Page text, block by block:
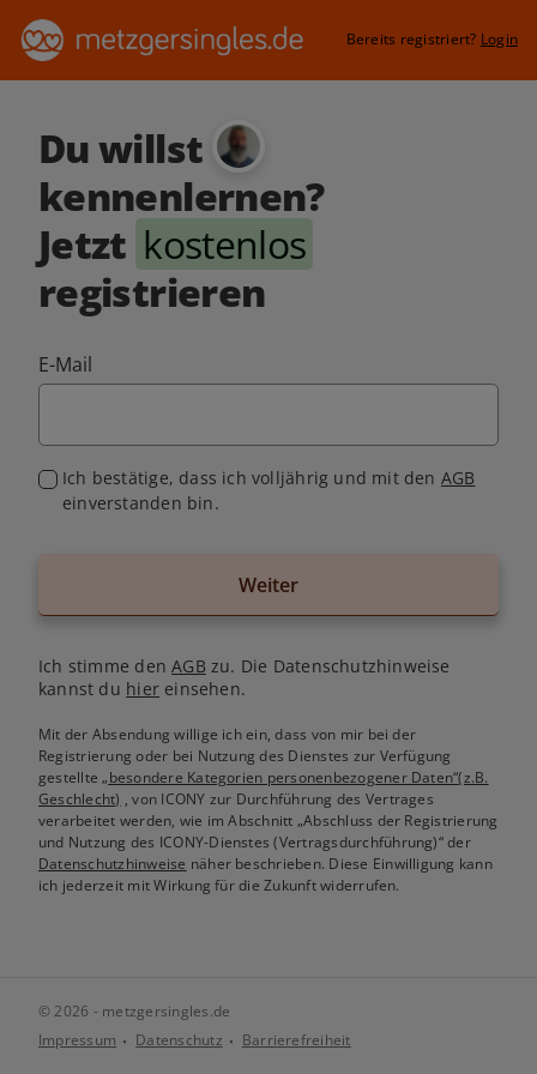
Bereits registriert? Login
Du willst
kennenlernen?
Jetzt kostenlos
registrieren
E-Mail
Ich bestätige, dass ich volljährig und mit den AGB
einverstanden bin.
Weiter
Ich stimme denAGB zu. Die Datenschutzhinweise
kannst du hiereinsehen.
Mit der Absendung willige ich ein, dass von mir bei der
Registrierung oder bei Nutzung des Dienstes zur Verfügung
gestellte„besondere Kategorien personenbezogener Daten“(z.B.
Geschlecht) , von ICONY zur Durchführung des Vertrages
verarbeitet werden, wie im Abschnitt „Abschluss der Registrierung
und Nutzung des ICONY-Dienstes (Vertragsdurchführung)“ der
Datenschutzhinweise näher beschrieben. Diese Einwilligung kann
ich jederzeit mit Wirkung für die Zukunft widerrufen.
© 2026 - metzgersingles.de
Impressum
Datenschutz Barrierefreiheit